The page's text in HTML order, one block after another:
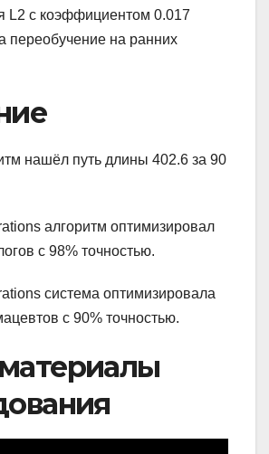
L2 с коэффициентом 0.017
переобучение на ранних
нашёл путь длины 402.6 за 90
алгоритм оптимизировал
с 98% точностью.
система оптимизировала
с 90% точностью.